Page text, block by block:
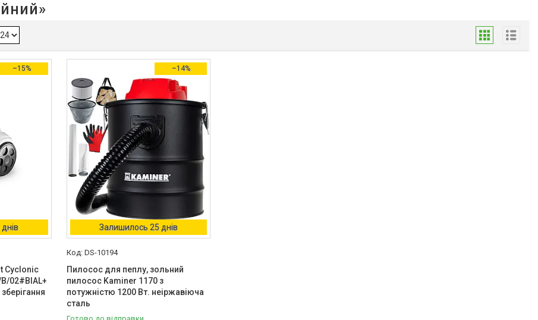
–15%
Cyclonic
02#BIAL+
–14%
Залишилось 25 днів
DS-10194
Пилосос для пеплу, зольний
пилосос Kaminer 1170 з
потужністю 1200 Вт. неіржавіюча
сталь